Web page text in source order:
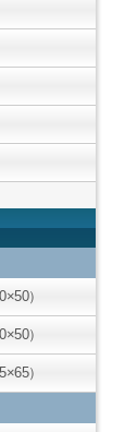
）
）
）